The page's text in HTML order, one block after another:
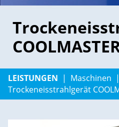
LEISTUNGEN
Maschinen
Trockeneisstrahlgerät